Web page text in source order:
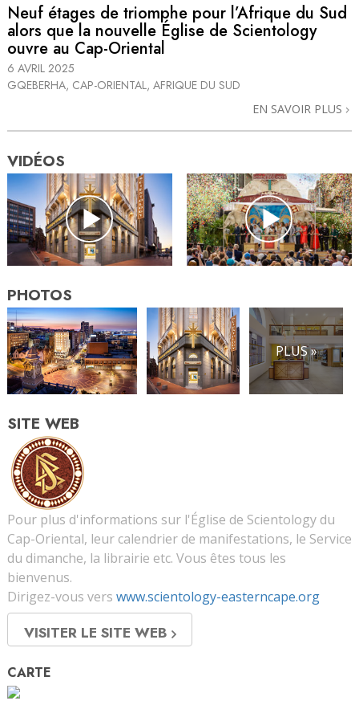
Neuf étages de triomphe pour l’Afrique du Sud
alors que la nouvelle Église de Scientology
ouvre au Cap-Oriental
6 AVRIL 2025
GQEBERHA, CAP-ORIENTAL, AFRIQUE DU SUD
EN SAVOIR PLUS
VIDÉOS
PHOTOS
PLUS »
SITE WEB
Pour plus d'informations sur l'Église de Scientology du
Cap-Oriental, leur calendrier de manifestations, le Service
du dimanche, la librairie etc. Vous êtes tous les
bienvenus.
Dirigez-vous vers www.scientology-easterncape.org
VISITER LE SITE WEB
CARTE